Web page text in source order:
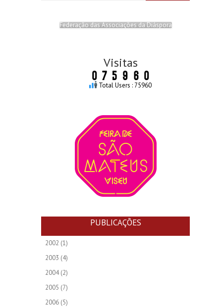
Federação das Associações da Diáspora
Visitas
Total Users : 75960
PUBLICAÇÕES
2002 (1)
2003 (4)
2004(2)
2005 (7)
2006 (5)